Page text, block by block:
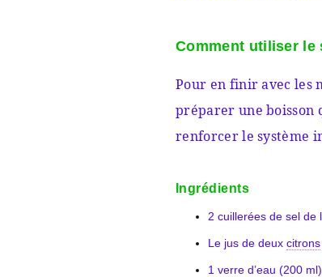
Comment utiliser le
Pour en finir avec les
préparer une boisson
renforcer le système
Ingrédients
2 cuillerées de sel de
Le jus de deux citrons
1 verre d’eau (200 ml)